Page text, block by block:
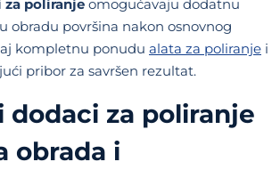
za poliranje omogućavaju dodatnu
obradu površina nakon osnovnog
kompletnu ponudu alata za poliranje i
pribor za savršen rezultat.
dodaci za poliranje
obrada i